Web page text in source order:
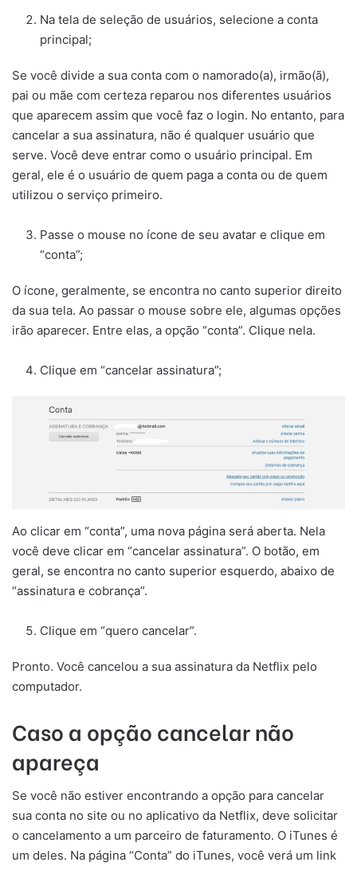
Na tela de seleção de usuários, selecione a conta
principal;
Se você divide a sua conta com o namorado(a), irmão(ã),
pai ou mãe com certeza reparou nos diferentes usuários
que aparecem assim que você faz o login. No entanto, para
cancelar a sua assinatura, não é qualquer usuário que
serve. Você deve entrar como o usuário principal. Em
geral, ele é o usuário de quem paga a conta ou de quem
utilizou o serviço primeiro.
Passe o mouse no ícone de seu avatar e clique em
“conta”;
O ícone, geralmente, se encontra no canto superior direito
da sua tela. Ao passar o mouse sobre ele, algumas opções
irão aparecer. Entre elas, a opção “conta”. Clique nela.
Clique em “cancelar assinatura”;
Ao clicar em “conta”, uma nova página será aberta. Nela
você deve clicar em “cancelar assinatura”. O botão, em
geral, se encontra no canto superior esquerdo, abaixo de
“assinatura e cobrança”.
Clique em “quero cancelar”.
Pronto. Você cancelou a sua assinatura da Netflix pelo
computador.
Caso a opção cancelar não
apareça
Se você não estiver encontrando a opção para cancelar
sua conta no site ou no aplicativo da Netflix, deve solicitar
o cancelamento a um parceiro de faturamento. O iTunes é
um deles. Na página “Conta” do iTunes, você verá um link